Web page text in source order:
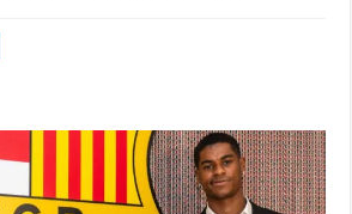
Los
Blaugranas
para
esta
Temporada
2,025-